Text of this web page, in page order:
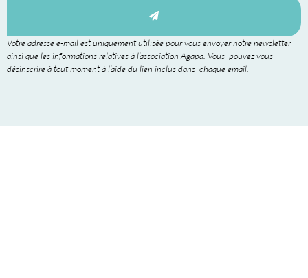
Votre adresse e-mail est uniquement utilisée pour vous envoyer notre newsletter
ainsi que les informations relatives à l’association Agapa. Vous pouvez vous
désinscrire à tout moment à l’aide du lien inclus dans chaque email.